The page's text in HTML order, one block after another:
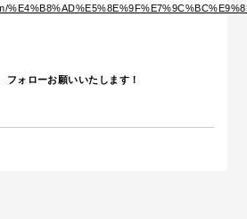
ォローお願いいたします！